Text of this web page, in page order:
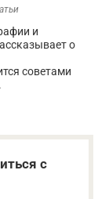
и
о
советами
с